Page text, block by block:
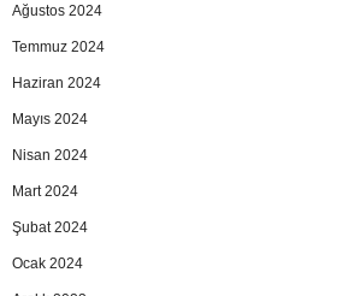
Ağustos 2024
Temmuz 2024
Haziran 2024
Mayıs 2024
Nisan 2024
Mart 2024
Şubat 2024
Ocak 2024